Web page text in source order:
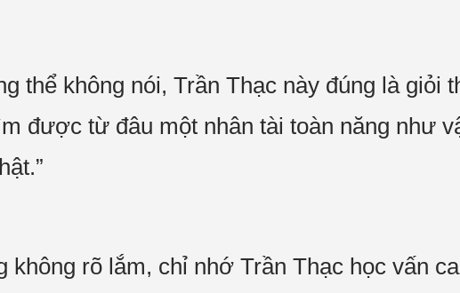
thể không nói, Trần Thạc này đúng là giỏi
được từ đâu một nhân tài toàn năng như
rõ lắm, chỉ nhớ Trần Thạc học vấn